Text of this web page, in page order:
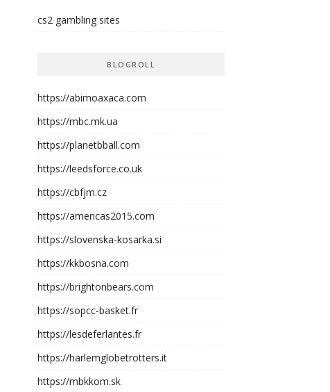
cs2 gambling sites
BLOGROLL
https://abimoaxaca.com
https://mbc.mk.ua
https://planetbball.com
https://leedsforce.co.uk
https://cbfjm.cz
https://americas2015.com
https://slovenska-kosarka.si
https://kkbosna.com
https://brightonbears.com
https://sopcc-basket.fr
https://lesdeferlantes.fr
https://harlemglobetrotters.it
https://mbkkom.sk